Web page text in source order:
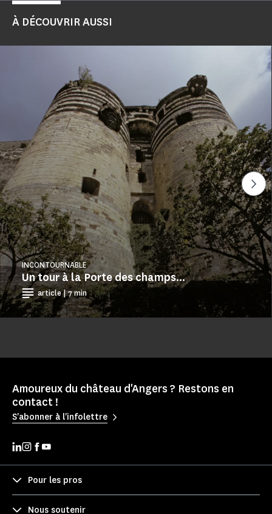
À DÉCOUVRIR AUSSI
Un tour à la Porte des champs...
INCONTOURNABLE
article | 7 min
Amoureux du château d'Angers ? Restons en
contact !
S'abonner à l'infolettre
Pour les pros
Nous soutenir